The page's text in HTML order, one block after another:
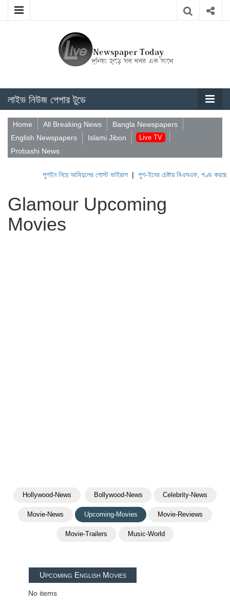
লাইভ নিউজ পেপার টুডে
Home All Breaking News
Bangla Newspapers
English Newspapers
Islami Jibon Live TV
Probashi News
পুশইন নিয়ে আবিদুলের পোস্ট ভাইরাল|পুশ-ইনের চেষ্টায় বিএসএফ, পণ্ড করছে বিজিবি
Glamour Upcoming
Movies
Hollywood-News Bollywood-News Celebrity-News
Movie-News Upcoming-Movies Movie-Reviews
Movie-Trailers Music-World
Upcoming English Movies
No items